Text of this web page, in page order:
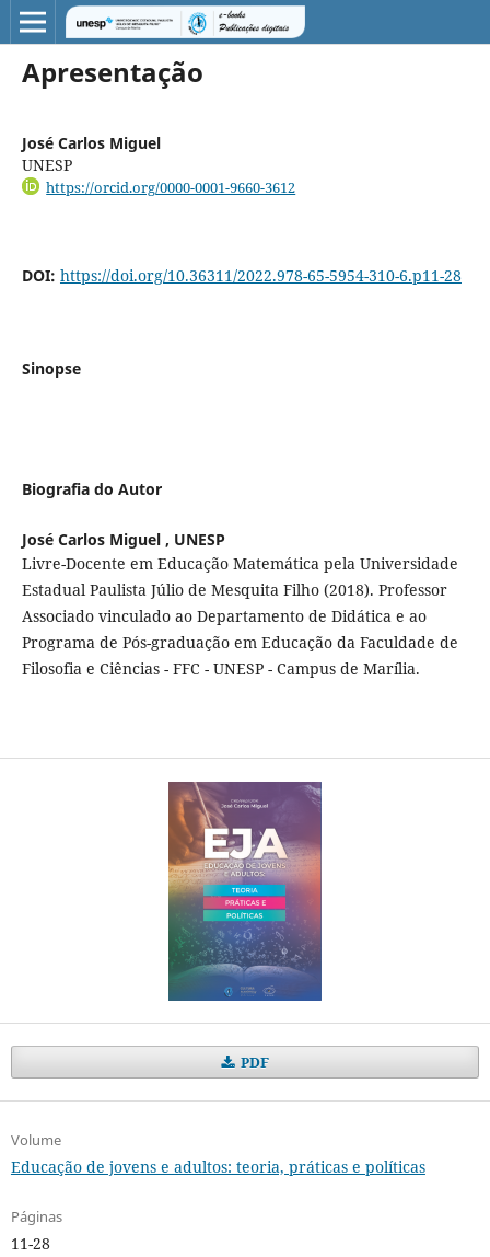
Apresentação
José Carlos Miguel
UNESP
https://orcid.org/0000-0001-9660-3612
DOI: https://doi.org/10.36311/2022.978-65-5954-310-6.p11-28
Sinopse
Biografia do Autor
José Carlos Miguel , UNESP
Livre-Docente em Educação Matemática pela Universidade
Estadual Paulista Júlio de Mesquita Filho (2018). Professor
Associado vinculado ao Departamento de Didática e ao
Programa de Pós-graduação em Educação da Faculdade de
Filosofia e Ciências - FFC - UNESP - Campus de Marília.
PDF
Volume
Educação de jovens e adultos: teoria, práticas e políticas
Páginas
11-28